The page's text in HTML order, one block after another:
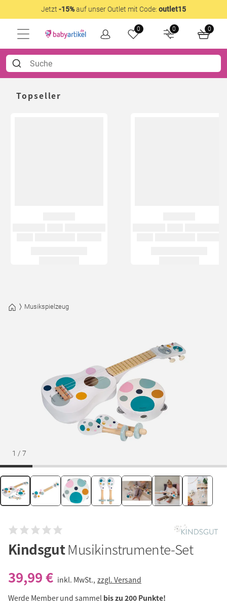
Jetzt -15%auf unser Outlet mit Code: outlet15
0 0 0
Topseller
Musikspielzeug
1 / 7
KindsgutMusikinstrumente-Set
39,99 € inkl. MwSt., zzgl. Versand
Werde Member und sammel bis zu 200 Punkte!